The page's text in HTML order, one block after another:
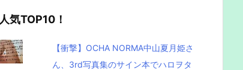
人気TOP10！
【衝撃】OCHA NORMA中山夏月姫さ
ん、3rd写真集のサイン本でハロヲタ